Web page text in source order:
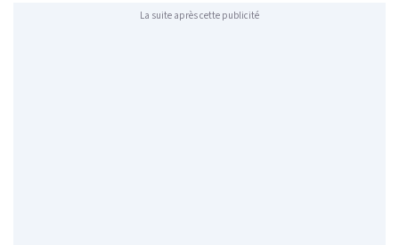
La suite après cette publicité